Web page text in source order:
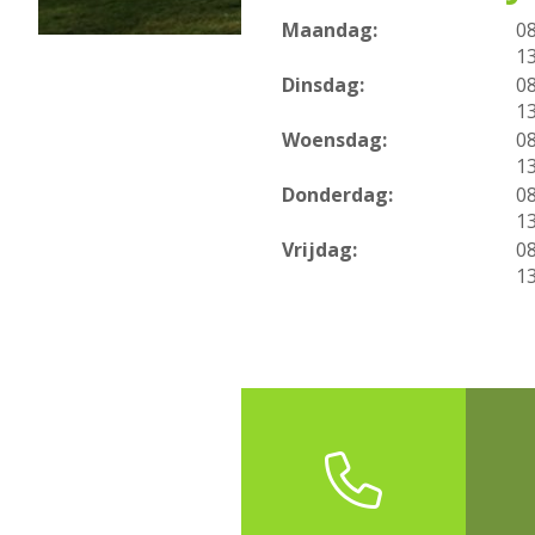
Maandag:
Dinsdag:
Woensdag:
Donderdag:
Vrijdag: